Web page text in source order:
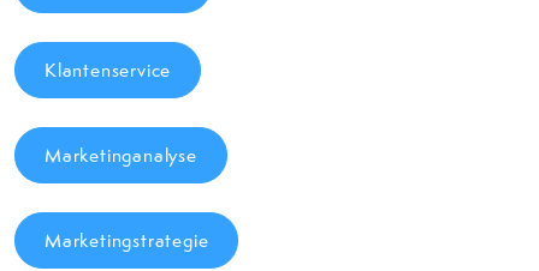
Klantenservice
Marketinganalyse
Marketingstrategie